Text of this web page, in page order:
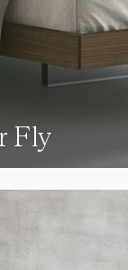
Fly